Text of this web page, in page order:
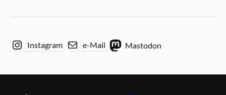
Instagram e-Mail Mastodon